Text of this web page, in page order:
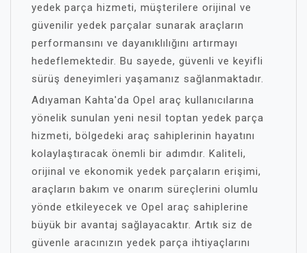
yedek parça hizmeti, müşterilere orijinal ve
güvenilir yedek parçalar sunarak araçların
performansını ve dayanıklılığını artırmayı
hedeflemektedir. Bu sayede, güvenli ve keyifli
sürüş deneyimleri yaşamanız sağlanmaktadır.
Adıyaman Kahta'da Opel araç kullanıcılarına
yönelik sunulan yeni nesil toptan yedek parça
hizmeti, bölgedeki araç sahiplerinin hayatını
kolaylaştıracak önemli bir adımdır. Kaliteli,
orijinal ve ekonomik yedek parçaların erişimi,
araçların bakım ve onarım süreçlerini olumlu
yönde etkileyecek ve Opel araç sahiplerine
büyük bir avantaj sağlayacaktır. Artık siz de
güvenle aracınızın yedek parça ihtiyaçlarını